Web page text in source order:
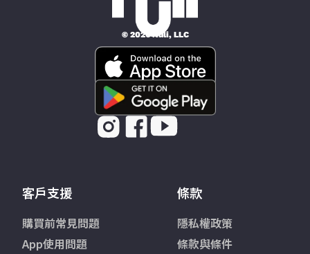
© 2026 Nüli, LLC
客戶支援
購買前常見問題
App使用問題
條款
隱私權政策
條款與條件